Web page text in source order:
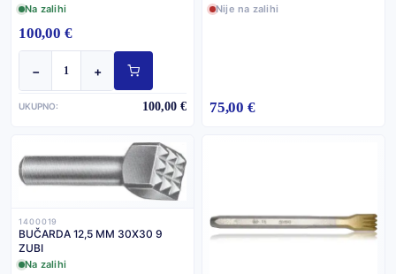
Na zalihi
100,00 €
− +
UKUPNO: 100,00 €
Nije na zalihi
75,00 €
1400019
BUČARDA 12,5 MM 30X30 9
ZUBI
Na zalihi